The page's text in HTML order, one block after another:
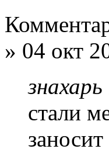
» 04 окт
стали